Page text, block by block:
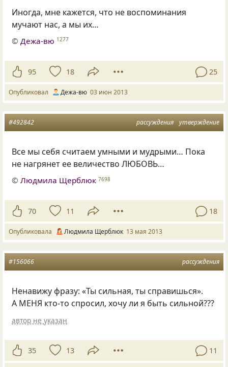
Иногда, мне кажется, что не воспоминания
мучают нас, а мы их…
©Дежа-вю 1277
95 18 25
Опубликовал Дежа-вю 03 июн 2013
рассуждения утверждение
#492842
Все мы себя считаем умными и мудрыми… Пока
не нагрянет ее величество ЛЮБОВЬ…
©Людмила Щерблюк 7698
70 11 18
Опубликовала Людмила Щерблюк 13 мая 2013
рассуждения
#156066
Ненавижу фразу: «Ты сильная, ты справишься».
А МЕНЯ кто-то спросил, хочу ли я быть сильной???
автор не указан
35 13 11